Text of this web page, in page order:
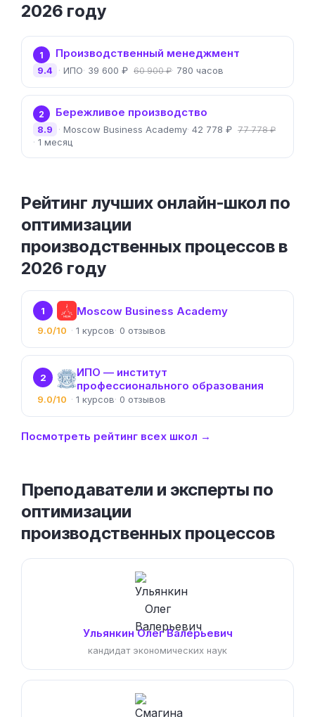
2026 году
1 Производственный менеджмент
ИПО 39 600 ₽ 60 900 ₽ 780 часов
9.4
2 Бережливое производство
Moscow Business Academy 42 778 ₽ 77 778 ₽
1 месяц
8.9
Рейтинг лучших онлайн-школ по
оптимизации
производственных процессов в
2026 году
1 Moscow Business Academy
9.0/10 1 0
2
ИПО — институт
профессионального образования
9.0/10 1 0
Посмотреть рейтинг всех школ →
Преподаватели и эксперты по
оптимизации
производственных процессов
Ульянкин Олег Валерьевич
кандидат экономических наук